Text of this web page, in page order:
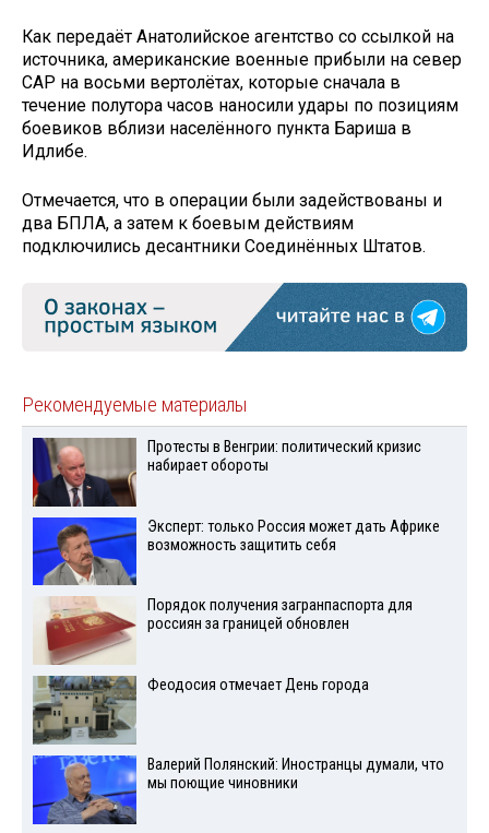
Как передаёт Анатолийское агентство со ссылкой на
источника, американские военные прибыли на север
САР на восьми вертолётах, которые сначала в
течение полутора часов наносили удары по позициям
боевиков вблизи населённого пункта Бариша в
Идлибе.
Отмечается, что в операции были задействованы и
два БПЛА, а затем к боевым действиям
подключились десантники Соединённых Штатов.
Рекомендуемые материалы
Протесты в Венгрии: политический кризис
набирает обороты
Эксперт: только Россия может дать Африке
возможность защитить себя
Порядок получения загранпаспорта для
россиян за границей обновлен
Феодосия отмечает День города
Валерий Полянский: Иностранцы думали, что
мы поющие чиновники